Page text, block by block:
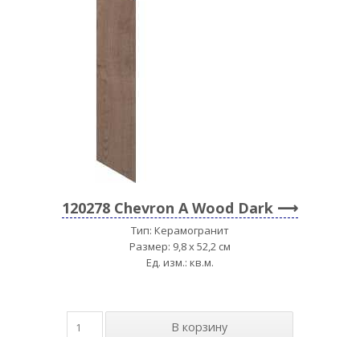
120278 Chevron A Wood Dark
Тип: Керамогранит
Размер: 9,8 x 52,2 см
Ед. изм.: кв.м.